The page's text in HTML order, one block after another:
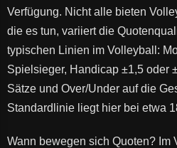
Verfügung. Nicht alle bieten
die es tun, variiert die
typischen Linien im Volleyball:
Spielsieger, Handicap ±1,5 oder
Sätze und Over/Under auf die
Standardlinie liegt hier bei etwa
Wann bewegen sich Quoten? Im